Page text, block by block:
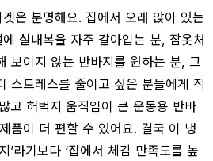
은 분명해요. 집에서 오래 앉아 있는
실내복을 자주 갈아입는 분, 잠옷처
보이지 않는 반바지를 원하는 분, 그
스트레스를 줄이고 싶은 분들에게 적
고 허벅지 움직임이 큰 운동용 반바
품이 더 편할 수 있어요. 결국 이 냉
’라기보다 ‘집에서 체감 만족도를 높